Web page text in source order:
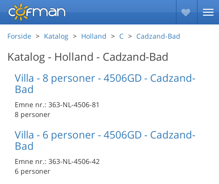
Forside Katalog Holland C Cadzand-Bad
Katalog - Holland - Cadzand-Bad
Villa - 8 personer - 4506GD - Cadzand-
Bad
Emne nr.: 363-NL-4506-81
8 personer
Villa - 6 personer - 4506GD - Cadzand-
Bad
Emne nr.: 363-NL-4506-42
6 personer